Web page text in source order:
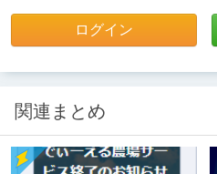
ログイン
関連まとめ